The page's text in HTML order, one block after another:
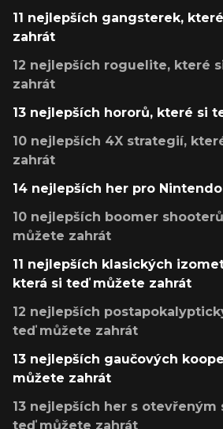
11 nejlepších gangsterek,
zahrát
12 nejlepších roguelite, které
zahrát
13 nejlepších hororů, které si
10 nejlepších 4X strategií,
zahrát
14 nejlepších her pro
10 nejlepších boomer
můžete zahrát
11 nejlepších klasických
která si teď můžete zahrát
12 nejlepších
teď můžete zahrát
13 nejlepších gaučových
můžete zahrát
13 nejlepších her s otevřeným
teď můžete zahrát